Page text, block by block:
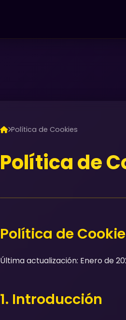
Política de Cookies
Política de
Política de
Última actualización: Enero de
1. Introducción